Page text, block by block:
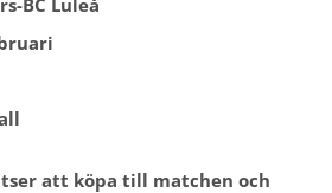
BC Luleå
att köpa till matchen och